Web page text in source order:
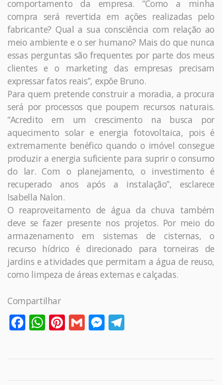
comportamento da empresa. “Como a minha
compra será revertida em ações realizadas pelo
fabricante? Qual a sua consciência com relação ao
meio ambiente e o ser humano? Mais do que nunca
essas perguntas são frequentes por parte dos meus
clientes e o marketing das empresas precisam
expressar fatos reais”, expõe Bruno.
Para quem pretende construir a moradia, a procura
será por processos que poupem recursos naturais.
“Acredito em um crescimento na busca por
aquecimento solar e energia fotovoltaica, pois é
extremamente benéfico quando o imóvel consegue
produzir a energia suficiente para suprir o consumo
do lar. Com o planejamento, o investimento é
recuperado anos após a instalação”, esclarece
Isabella Nalon.
O reaproveitamento de água da chuva também
deve se fazer presente nos projetos. Por meio do
armazenamento em sistemas de cisternas, o
recurso hídrico é direcionado para torneiras de
jardins e atividades que permitam a água de reuso,
como limpeza de áreas externas e calçadas.
Compartilhar
Facebook
WhatsApp
Pinterest
GmailMessenger